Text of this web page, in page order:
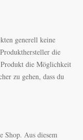
generell keine
die
Produkt die Möglichkeit
zu gehen, dass du
Shop. Aus diesem